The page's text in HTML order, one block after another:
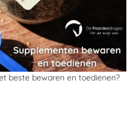
beste bewaren en toedienen?